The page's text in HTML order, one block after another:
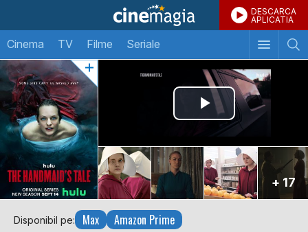
DESCARCA
APLICATIA
Cinema TV Filme Seriale
+ 17
Disponibil pe: Max Amazon Prime